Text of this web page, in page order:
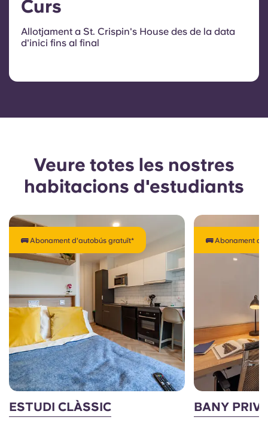
Curs
Allotjament a St. Crispin's House des de la data
d'inici fins al final
Veure totes les nostres
habitacions d'estudiants
🚌 Abonament d'autobús gratuït*
ESTUDI CLÀSSIC
🚌 Abonament
BANY